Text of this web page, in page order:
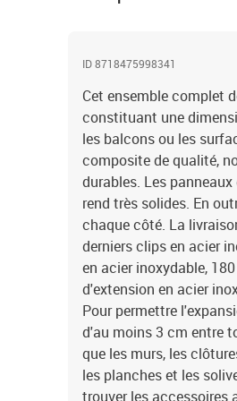
ID 8718475998341
Cet ensemble complet
constituant une
les balcons ou les
composite de qualité,
durables. Les
rend très solides. En
chaque côté. La
derniers clips en acier
en acier inoxydable,
d'extension en acier
Pour permettre
d'au moins 3 cm entre
que les murs, les
les planches et les
trouver les accessoires